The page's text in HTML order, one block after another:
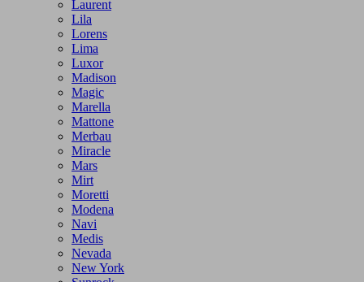
Laurent
Lila
Lorens
Lima
Luxor
Madison
Magic
Marella
Mattone
Merbau
Miracle
Mars
Mirt
Moretti
Modena
Navi
Medis
Nevada
New York